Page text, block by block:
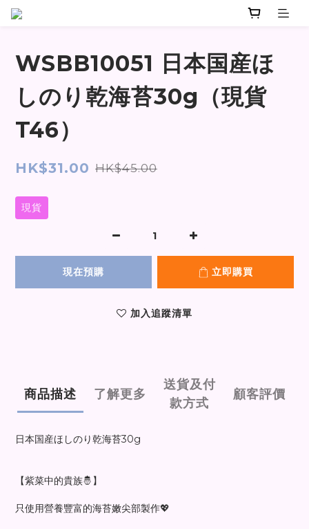
WSBB10051 日本国産ほ
しのり乾海苔30g（現貨
T46）
HK$31.00 HK$45.00
現貨
現在預購 立即購買
加入追蹤清單
商品描述 了解更多
送貨及付
款方式
顧客評價
日本国産ほしのり乾海苔30g
【紫菜中的貴族🤴】
只使用營養豐富的海苔嫩尖部製作💖